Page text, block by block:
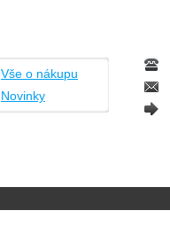
Vše o nákupu
Novinky